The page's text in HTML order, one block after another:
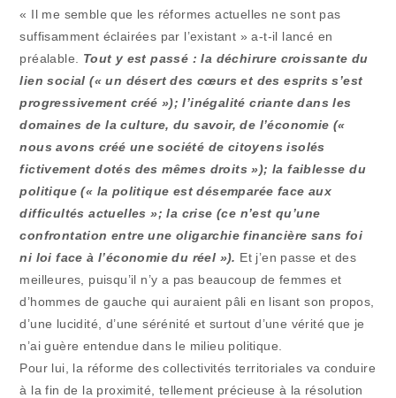
« Il me semble que les réformes actuelles ne sont pas
suffisamment éclairées par l’existant » a-t-il lancé en
préalable. Tout y est passé : la déchirure croissante du
lien social (« un désert des cœurs et des esprits s’est
progressivement créé »); l’inégalité criante dans les
domaines de la culture, du savoir, de l’économie («
nous avons créé une société de citoyens isolés
fictivement dotés des mêmes droits »); la faiblesse du
politique (« la politique est désemparée face aux
difficultés actuelles »; la crise (ce n’est qu’une
confrontation entre une oligarchie financière sans foi
ni loi face à l’économie du réel »). Et j’en passe et des
meilleures, puisqu’il n’y a pas beaucoup de femmes et
d’hommes de gauche qui auraient pâli en lisant son propos,
d’une lucidité, d’une sérénité et surtout d’une vérité que je
n’ai guère entendue dans le milieu politique.
Pour lui, la réforme des collectivités territoriales va conduire
à la fin de la proximité, tellement précieuse à la résolution